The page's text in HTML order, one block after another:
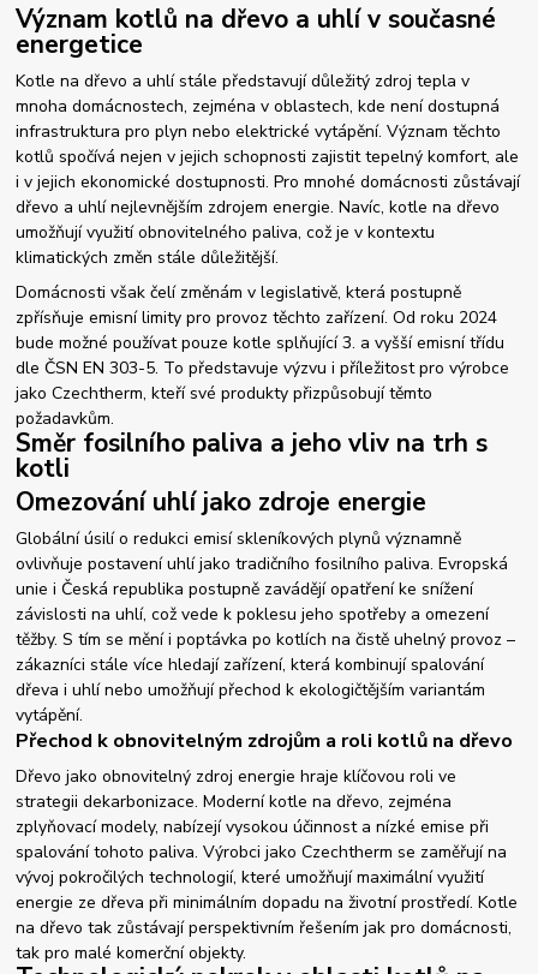
Význam kotlů na dřevo a uhlí v současné
energetice
Kotle na dřevo a uhlí stále představují důležitý zdroj tepla v
mnoha domácnostech, zejména v oblastech, kde není dostupná
infrastruktura pro plyn nebo elektrické vytápění. Význam těchto
kotlů spočívá nejen v jejich schopnosti zajistit tepelný komfort, ale
i v jejich ekonomické dostupnosti. Pro mnohé domácnosti zůstávají
dřevo a uhlí nejlevnějším zdrojem energie. Navíc, kotle na dřevo
umožňují využití obnovitelného paliva, což je v kontextu
klimatických změn stále důležitější.
Domácnosti však čelí změnám v legislativě, která postupně
zpřísňuje emisní limity pro provoz těchto zařízení. Od roku 2024
bude možné používat pouze kotle splňující 3. a vyšší emisní třídu
dle ČSN EN 303-5. To představuje výzvu i příležitost pro výrobce
jako Czechtherm, kteří své produkty přizpůsobují těmto
požadavkům.
Směr fosilního paliva a jeho vliv na trh s
kotli
Omezování uhlí jako zdroje energie
Globální úsilí o redukci emisí skleníkových plynů významně
ovlivňuje postavení uhlí jako tradičního fosilního paliva. Evropská
unie i Česká republika postupně zavádějí opatření ke snížení
závislosti na uhlí, což vede k poklesu jeho spotřeby a omezení
těžby. S tím se mění i poptávka po kotlích na čistě uhelný provoz –
zákazníci stále více hledají zařízení, která kombinují spalování
dřeva i uhlí nebo umožňují přechod k ekologičtějším variantám
vytápění.
Přechod k obnovitelným zdrojům a roli kotlů na dřevo
Dřevo jako obnovitelný zdroj energie hraje klíčovou roli ve
strategii dekarbonizace. Moderní kotle na dřevo, zejména
zplyňovací modely, nabízejí vysokou účinnost a nízké emise při
spalování tohoto paliva. Výrobci jako Czechtherm se zaměřují na
vývoj pokročilých technologií, které umožňují maximální využití
energie ze dřeva při minimálním dopadu na životní prostředí. Kotle
na dřevo tak zůstávají perspektivním řešením jak pro domácnosti,
tak pro malé komerční objekty.